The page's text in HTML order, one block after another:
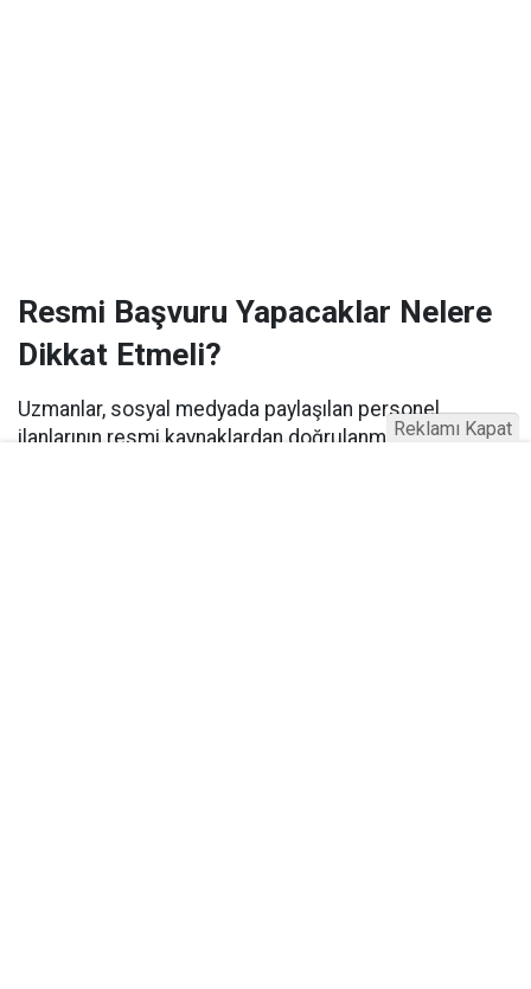
Resmi Başvuru Yapacaklar Nelere
Dikkat Etmeli?
Uzmanlar, sosyal medyada paylaşılan personel
ilanlarının resmi kaynaklardan doğrulanmasınınReklamı Kapat